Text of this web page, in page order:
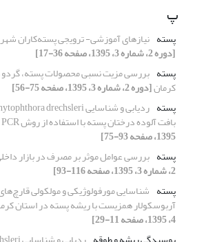
پ
پسته نیازهای آموزشی- ترویجی پسته‌کاران
[دوره 2، شماره 3، 1395، صفحه 36-17]
پسته بررسی مزیت نسبی محصولات پسته، گردو
کرمان[دوره 2، شماره 3، 1395، صفحه 75-56]
پسته
بافت آلوده درختان پسته با استفاده از روش PCR
1395، صفحه 93-75]
پسته بررسی عوامل موثر بر مصرف در بازار
2، شماره 3، 1395، صفحه 116-93]
پسته شناسایی مورفولوژیکی و مولکولی
آربوسکولار همزیست با ریشه پسته در استان
4، 1395، صفحه 11-29]